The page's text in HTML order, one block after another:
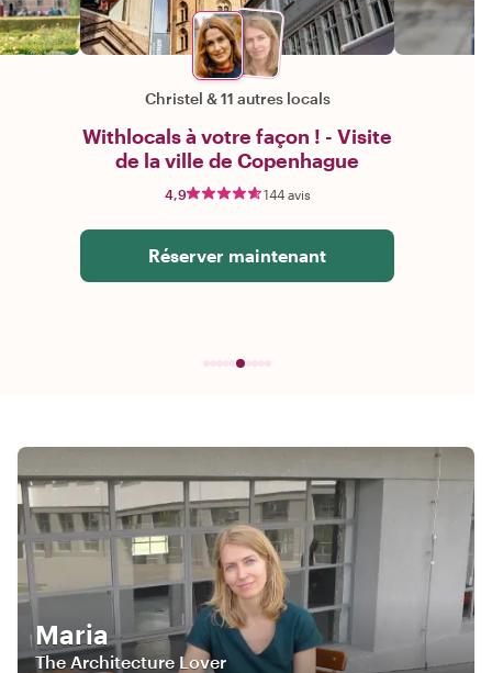
Christel &11 autres locals
Withlocals à votre façon ! - Visite
de la ville de Copenhague
4,9 144 avis
Réserver maintenant
Maria
The Architecture Lover